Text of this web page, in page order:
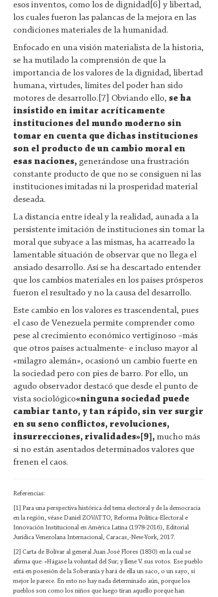
esos inventos, como los de dignidad[6] y libertad,
los cuales fueron las palancas de la mejora en las
condiciones materiales de la humanidad.
Enfocado en una visión materialista de la historia,
se ha mutilado la comprensión de que la
importancia de los valores de la dignidad, libertad
humana, virtudes, límites del poder han sido
motores de desarrollo.[7] Obviando ello, se ha
insistido en imitar acríticamente
instituciones del mundo moderno sin
tomar en cuenta que dichas instituciones
son el producto de un cambio moral en
esas naciones, generándose una frustración
constante producto de que no se consiguen ni las
instituciones imitadas ni la prosperidad material
deseada.
La distancia entre ideal y la realidad, aunada a la
persistente imitación de instituciones sin tomar la
moral que subyace a las mismas, ha acarreado la
lamentable situación de observar que no llega el
ansiado desarrollo. Así se ha descartado entender
que los cambios materiales en los países prósperos
fueron el resultado y no la causa del desarrollo.
Este cambio en los valores es trascendental, pues
el caso de Venezuela permite comprender como
pese al crecimiento económico vertiginoso –más
que otros países actualmente- e incluso mayor al
«milagro alemán», ocasionó un cambio fuerte en
la sociedad pero con pies de barro. Por ello, un
agudo observador destacó que desde el punto de
vista sociológico«ninguna sociedad puede
cambiar tanto, y tan rápido, sin ver surgir
en su seno conﬂictos, revoluciones,
insurrecciones, rivalidades»[9], mucho más
si no están asentados determinados valores que
frenen el caos.
Referencias:
[1] Para una perspectiva histórica del tema electoral y de la democracia
en la región, véase Daniel ZOVATTO, Reforma Política-Electoral e
Innovación Institucional en América Latina (1978-2016), Editorial
Jurídica Venezolana Internacional, Caracas,-New-York, 2017.
[2] Carta de Bolívar al general Juan José Flores (1830) en la cual se
afirma que: «Hágase la voluntad del Sur; y llene V. sus votos. Ese pueblo
está en posesión de la Soberanía y hará de ella un saco, o un sayo, si
mejor le parece. En esto no hay nada determinado aún, porque los
pueblos son como los niños que luego tiran aquello porque han